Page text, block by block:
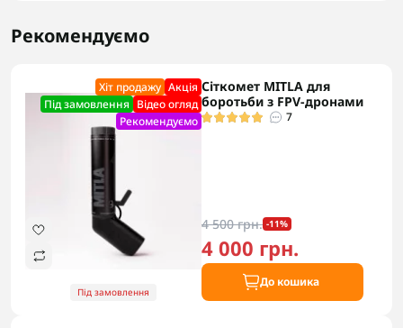
Рекомендуємо
Хіт продажу Акцiя
Під замовлення Відео огляд
Рекомендуємо
Під замовлення
Сіткомет MITLA для
боротьби з FPV-дронами
7
4 500 грн. -11%
4 000 грн.
До кошика